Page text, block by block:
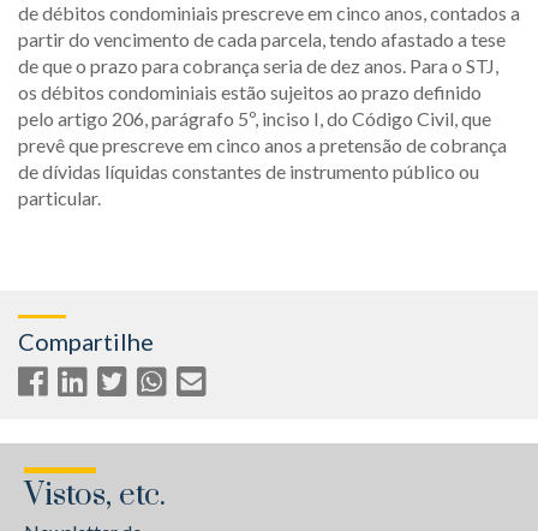
de débitos condominiais prescreve em cinco anos, contados a
partir do vencimento de cada parcela, tendo afastado a tese
de que o prazo para cobrança seria de dez anos. Para o STJ,
os débitos condominiais estão sujeitos ao prazo definido
pelo artigo 206, parágrafo 5º, inciso I, do Código Civil, que
prevê que prescreve em cinco anos a pretensão de cobrança
de dívidas líquidas constantes de instrumento público ou
particular.
Compartilhe
Vistos, etc.